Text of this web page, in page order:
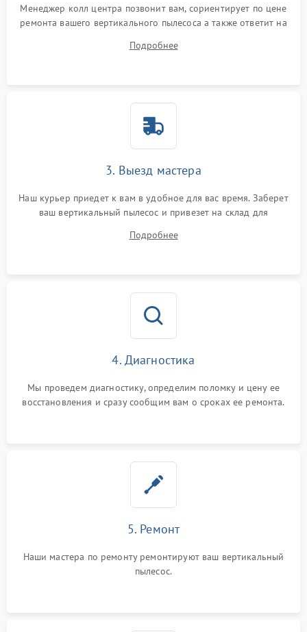
Менеджер колл центра позвонит вам, сориентирует по цене
ремонта вашего вертикального пылесоса а также ответит на
Подробнее
3. Выезд мастера
Наш курьер приедет к вам в удобное для вас время. Заберет
ваш вертикальный пылесос и привезет на склад для
Подробнее
4. Диагностика
Мы проведем диагностику, определим поломку и цену ее
восстановления и сразу сообщим вам о сроках ее ремонта.
5. Ремонт
Наши мастера по ремонту ремонтируют ваш вертикальный
пылесос.